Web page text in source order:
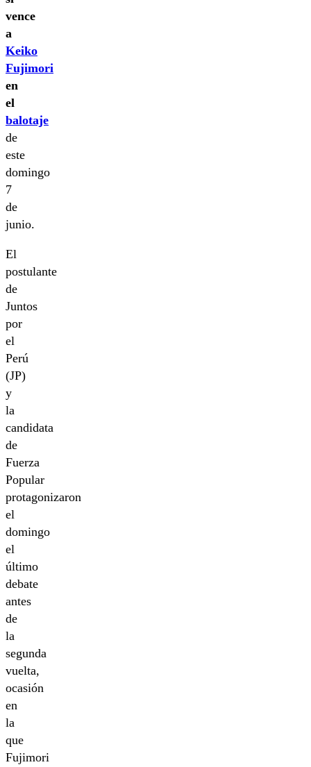
vence
a
Keiko
Fujimori
en
el
balotaje
de
este
domingo
7
de
junio.
El
postulante
de
Juntos
por
el
Perú
(JP)
y
la
candidata
de
Fuerza
Popular
protagonizaron
el
domingo
el
último
debate
antes
de
la
segunda
vuelta,
ocasión
en
la
que
Fujimori